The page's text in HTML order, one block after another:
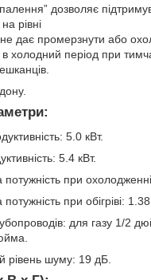
дозволяє
рівні
дає промерзнути або
холодний період при
5.0 кВт.
5.4 кВт.
при
при обігріві: 1.38
для газу 1/2
рівень шуму: 19 дБ.